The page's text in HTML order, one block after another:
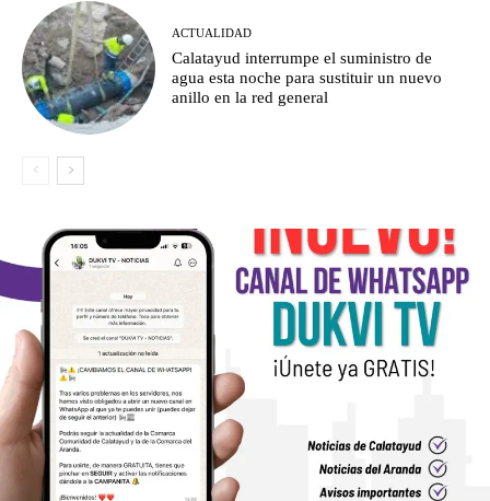
ACTUALIDAD
Calatayud interrumpe el suministro de
agua esta noche para sustituir un nuevo
anillo en la red general